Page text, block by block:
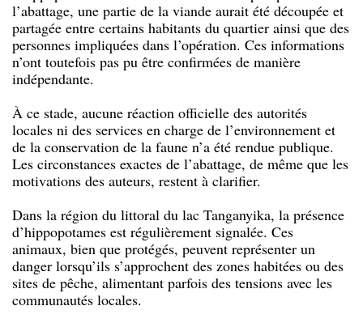
l’abattage, une partie de la viande aurait été découpée et
partagée entre certains habitants du quartier ainsi que des
personnes impliquées dans l’opération. Ces informations
n’ont toutefois pas pu être confirmées de manière
indépendante.
À ce stade, aucune réaction officielle des autorités
locales ni des services en charge de l’environnement et
de la conservation de la faune n’a été rendue publique.
Les circonstances exactes de l’abattage, de même que les
motivations des auteurs, restent à clarifier.
Dans la région du littoral du lac Tanganyika, la présence
d’hippopotames est régulièrement signalée. Ces
animaux, bien que protégés, peuvent représenter un
danger lorsqu’ils s’approchent des zones habitées ou des
sites de pêche, alimentant parfois des tensions avec les
communautés locales.